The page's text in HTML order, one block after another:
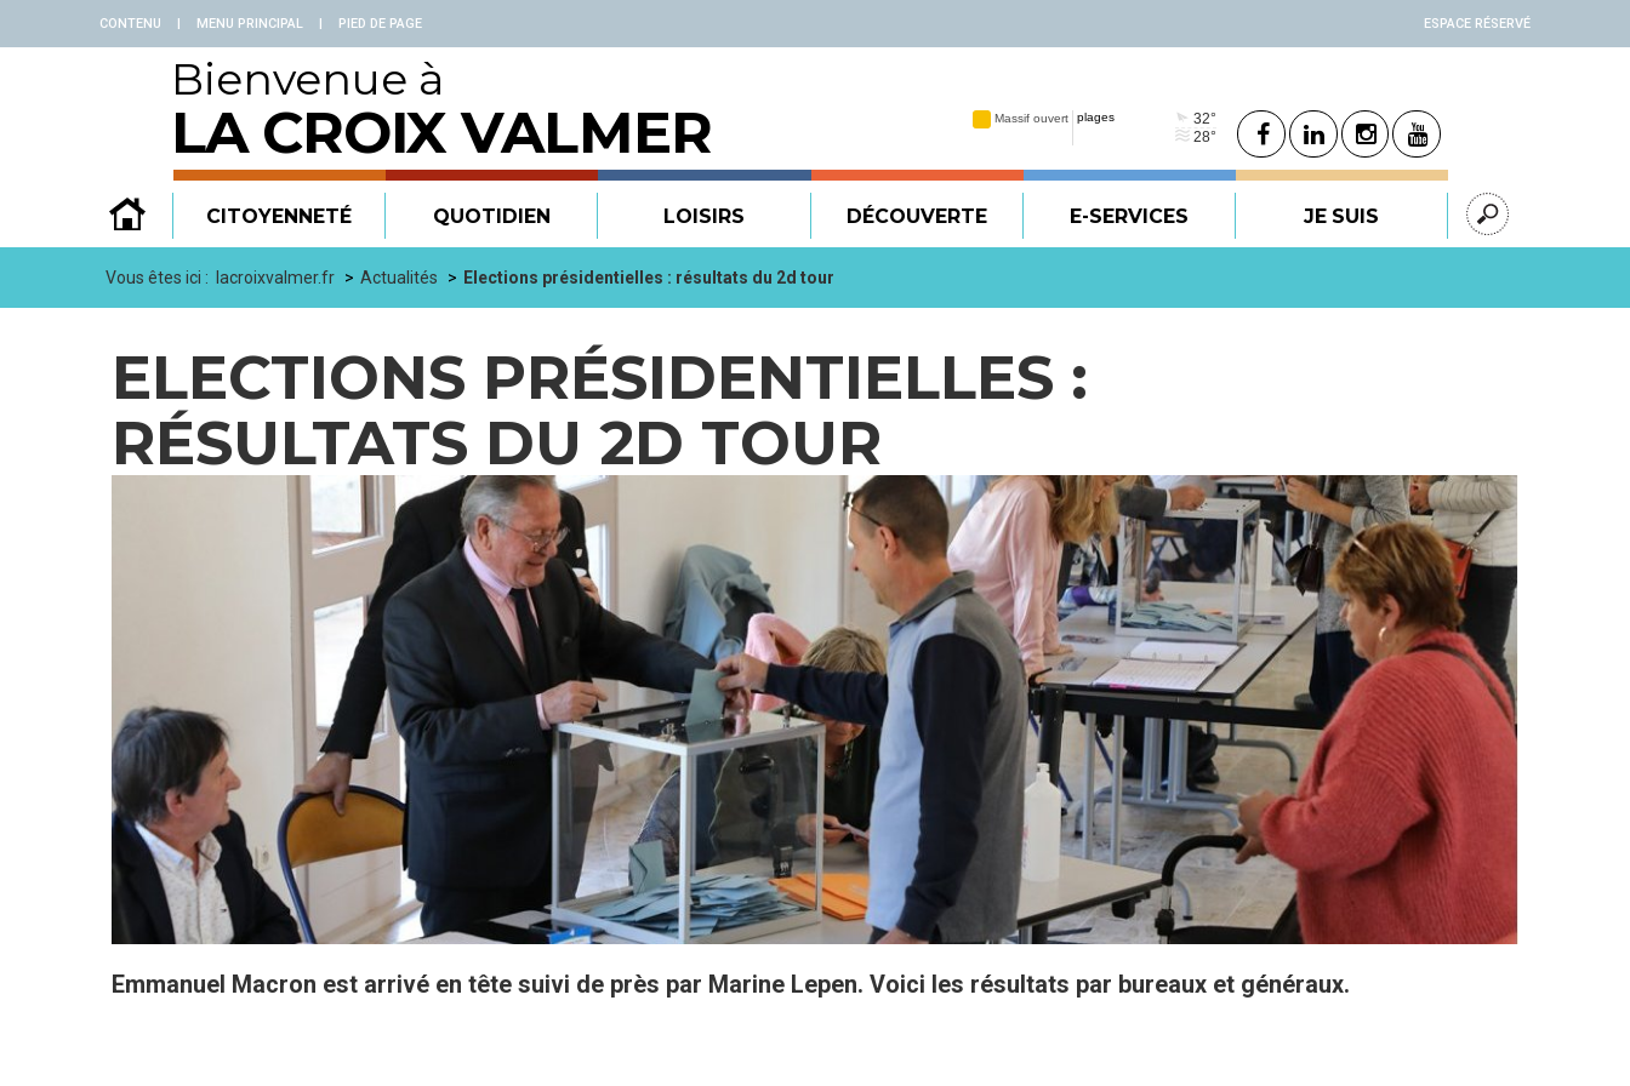
CONTENU | MENU PRINCIPAL | PIED DE PAGE ESPACE RÉSERVÉ
Bienvenue à
LA CROIX VALMER
CITOYENNETÉ QUOTIDIEN LOISIRS DÉCOUVERTE E-SERVICES JE SUIS
Vous êtes ici : lacroixvalmer.fr Actualités Elections présidentielles : résultats du 2d tour
ELECTIONS PRÉSIDENTIELLES :
RÉSULTATS DU 2D TOUR
Emmanuel Macron est arrivé en tête suivi de près par Marine Lepen. Voici les résultats par bureaux et généraux.